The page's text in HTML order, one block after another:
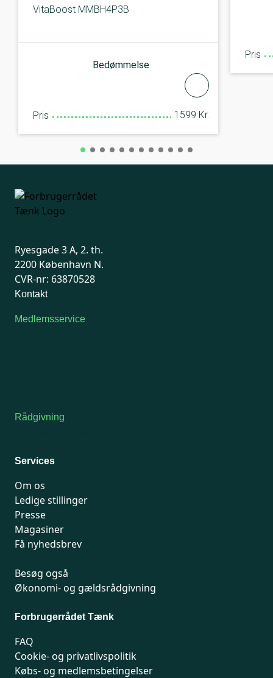
VitaBoost MMBH4P3B
Bedømmelse
Pris 1599 Kr.
Pris
Ryesgade 3 A, 2. th.
2200 København N.
CVR-nr: 63870528
Kontakt
Medlemsservice
Rådgivning
Services
Om os
Ledige stillinger
Presse
Magasiner
Få nyhedsbrev
Besøg også
Økonomi- og gældsrådgivning
Forbrugerrådet Tænk
FAQ
Cookie- og privatlivspolitik
Købs- og medlemsbetingelser